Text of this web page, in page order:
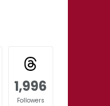
1,996
Followers